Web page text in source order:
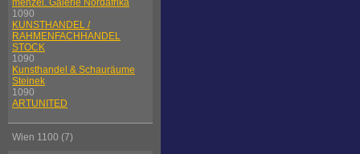
menzel. Galerie Nordafrika
1090
KUNSTHANDEL /
RAHMENFACHHANDEL
STOCK
1090
Kunsthandel & Schauräume
Steinek
1090
ARTUNITED
Wien 1100 (7)